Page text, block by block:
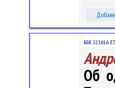
ББК 22.161.6
Об